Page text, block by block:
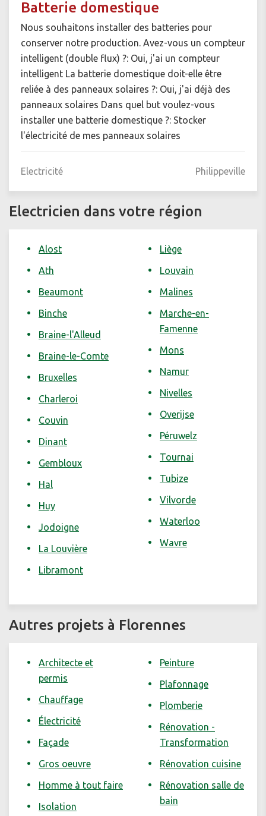
Batterie domestique
Nous souhaitons installer des batteries pour
conserver notre production. Avez-vous un compteur
intelligent (double flux) ?: Oui, j'ai un compteur
intelligent La batterie domestique doit-elle être
reliée à des panneaux solaires ?: Oui, j'ai déjà des
panneaux solaires Dans quel but voulez-vous
installer une batterie domestique ?: Stocker
l'électricité de mes panneaux solaires
Electricité Philippeville
Electricien dans votre région
Alost
Ath
Beaumont
Binche
Braine-l'Alleud
Braine-le-Comte
Bruxelles
Charleroi
Couvin
Dinant
Gembloux
Hal
Huy
Jodoigne
La Louvière
Libramont
Liège
Louvain
Malines
Marche-en-
Famenne
Mons
Namur
Nivelles
Overijse
Péruwelz
Tournai
Tubize
Vilvorde
Waterloo
Wavre
Autres projets à Florennes
Architecte et
permis
Chauffage
Électricité
Façade
Gros oeuvre
Homme à tout faire
Isolation
Peinture
Plafonnage
Plomberie
Rénovation -
Transformation
Rénovation cuisine
Rénovation salle de
bain